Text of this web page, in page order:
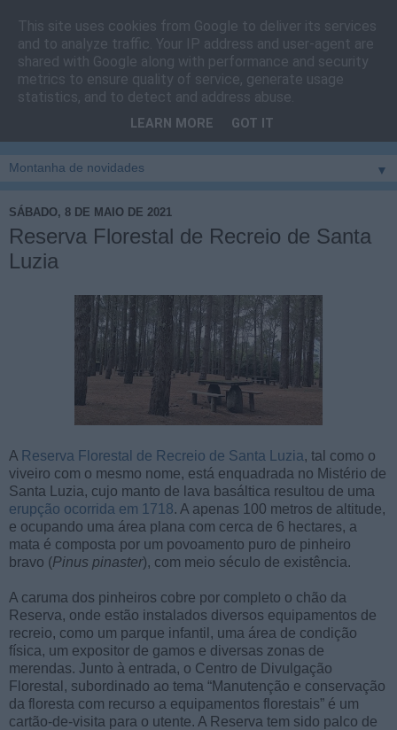
Cais do Pico
Blog sobre um pouco de tudo relacionado com a ilha
vila e ao concelho de São Roque do Pico
▼
SÁBADO, 8 DE MAIO DE 2021
Reserva Florestal de Recreio de Santa
Luzia
A Reserva Florestal de Recreio de Santa Luzia, tal como o
viveiro com o mesmo nome, está enquadrada no Mistério de
Santa Luzia, cujo manto de lava basáltica resultou de uma
erupção ocorrida em 1718. A apenas 100 metros de altitude,
e ocupando uma área plana com cerca de 6 hectares, a
mata é composta por um povoamento puro de pinheiro
bravo (Pinus pinaster), com meio século de existência.
A caruma dos pinheiros cobre por completo o chão da
Reserva, onde estão instalados diversos equipamentos de
recreio, como um parque infantil, uma área de condição
física, um expositor de gamos e diversas zonas de
merendas. Junto à entrada, o Centro de Divulgação
Florestal, subordinado ao tema “Manutenção e conservação
da floresta com recurso a equipamentos florestais” é um
cartão-de-visita para o utente. A Reserva tem sido palco de
This site uses cookies from Google to deliver its services
and to analyze traffic. Your IP address and user-agent are
shared with Google along with performance and security
metrics to ensure quality of service, generate usage
statistics, and to detect and address abuse.
LEARN MORE GOT IT